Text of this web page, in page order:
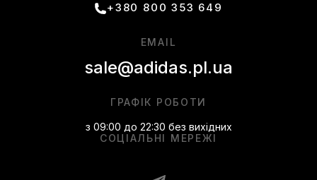
+380 800 353 649
СОЦІАЛЬНІ МЕРЕЖІ
ГРАФІК РОБОТИ
з 09:00 до 22:30 без вихідних
EMAIL
sale@adidas.pl.ua